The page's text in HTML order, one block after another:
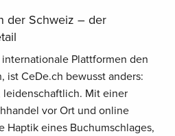
der Schweiz – der
Plattformen den
ist CeDe.ch bewusst anders:
Mit einer
vor Ort und online
Haptik eines Buchumschlages,